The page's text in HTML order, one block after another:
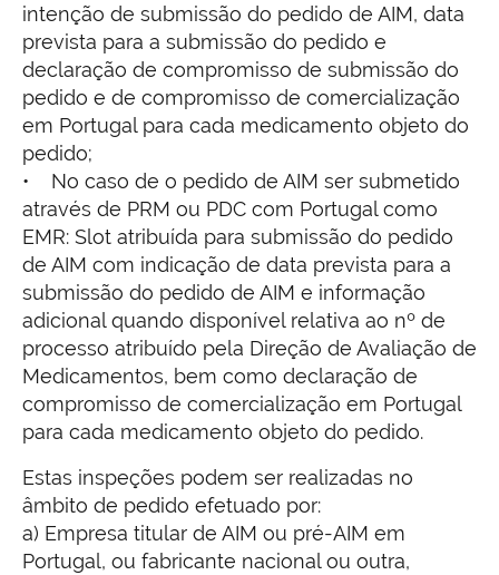
intenção de submissão do pedido de AIM, data
prevista para a submissão do pedido e
declaração de compromisso de submissão do
pedido e de compromisso de comercialização
em Portugal para cada medicamento objeto do
pedido;
• No caso de o pedido de AIM ser submetido
através de PRM ou PDC com Portugal como
EMR: Slot atribuída para submissão do pedido
de AIM com indicação de data prevista para a
submissão do pedido de AIM e informação
adicional quando disponível relativa ao nº de
processo atribuído pela Direção de Avaliação de
Medicamentos, bem como declaração de
compromisso de comercialização em Portugal
para cada medicamento objeto do pedido.
Estas inspeções podem ser realizadas no
âmbito de pedido efetuado por:
a) Empresa titular de AIM ou pré-AIM em
Portugal, ou fabricante nacional ou outra,